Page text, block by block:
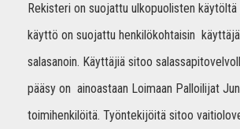
Rekisteri on suojattu ulkopuolisten
käyttö on suojattu henkilökohtaisin
salasanoin. Käyttäjiä sitoo
pääsy on ainoastaan Loimaan Palloilijat
toimihenkilöitä. Työntekijöitä sitoo